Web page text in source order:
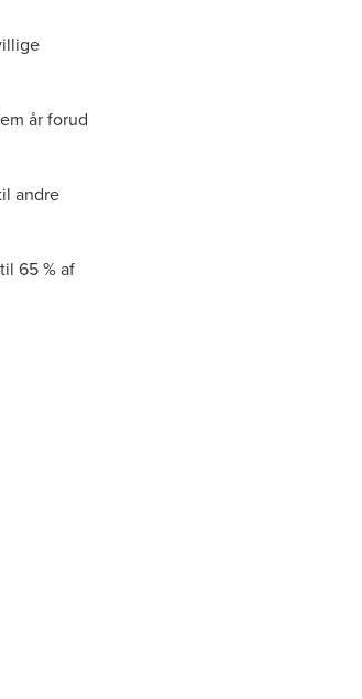
år forud
andre
65 % af